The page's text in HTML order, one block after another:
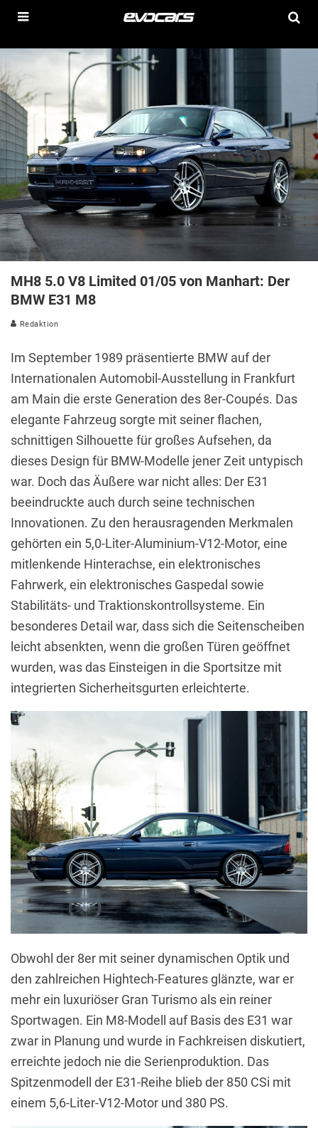
MH8 5.0 V8 Limited 01/05 von Manhart: Der
BMW E31 M8
Redaktion
Im September 1989 präsentierte BMW auf der
Internationalen Automobil-Ausstellung in Frankfurt
am Main die erste Generation des 8er-Coupés. Das
elegante Fahrzeug sorgte mit seiner flachen,
schnittigen Silhouette für großes Aufsehen, da
dieses Design für BMW-Modelle jener Zeit untypisch
war. Doch das Äußere war nicht alles: Der E31
beeindruckte auch durch seine technischen
Innovationen. Zu den herausragenden Merkmalen
gehörten ein 5,0-Liter-Aluminium-V12-Motor, eine
mitlenkende Hinterachse, ein elektronisches
Fahrwerk, ein elektronisches Gaspedal sowie
Stabilitäts- und Traktionskontrollsysteme. Ein
besonderes Detail war, dass sich die Seitenscheiben
leicht absenkten, wenn die großen Türen geöffnet
wurden, was das Einsteigen in die Sportsitze mit
integrierten Sicherheitsgurten erleichterte.
Obwohl der 8er mit seiner dynamischen Optik und
den zahlreichen Hightech-Features glänzte, war er
mehr ein luxuriöser Gran Turismo als ein reiner
Sportwagen. Ein M8-Modell auf Basis des E31 war
zwar in Planung und wurde in Fachkreisen diskutiert,
erreichte jedoch nie die Serienproduktion. Das
Spitzenmodell der E31-Reihe blieb der 850 CSi mit
einem 5,6-Liter-V12-Motor und 380 PS.